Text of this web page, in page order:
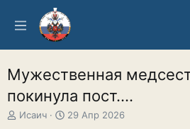
Мужественная
покинула пост....
А
Исаич
Д
29 Апр 2026